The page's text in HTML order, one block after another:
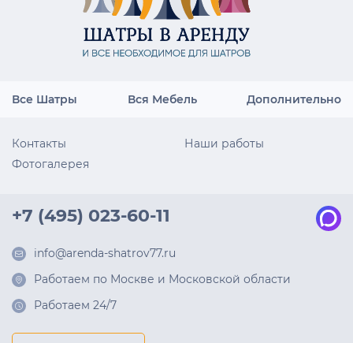
Все Шатры Вся Мебель Дополнительно
Контакты
Наши работы
Фотогалерея
+7 (495) 023-60-11
info@arenda-shatrov77.ru
Работаем по Москве и Московской области
Работаем 24/7